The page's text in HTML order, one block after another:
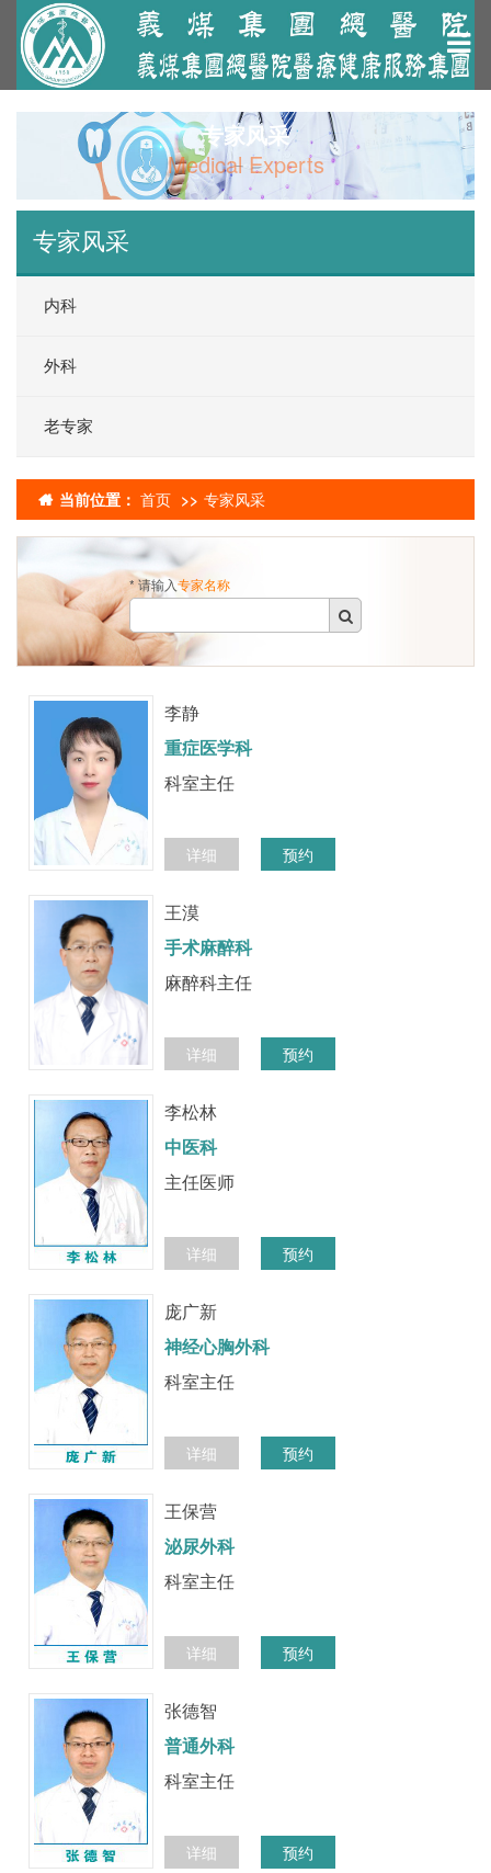
专家风采
Medical Experts
专家风采
内科
外科
老专家
当前位置： 首页 专家风采
* 请输入专家名称
李静
重症医学科
科室主任
详细 预约
王漠
手术麻醉科
麻醉科主任
详细 预约
李松林
中医科
主任医师
详细 预约
庞广新
神经心胸外科
科室主任
详细 预约
王保营
泌尿外科
科室主任
详细 预约
张德智
普通外科
科室主任
详细 预约